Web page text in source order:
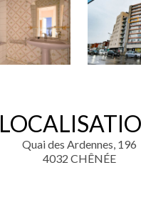
Quai des Ardennes, 196
4032 CHÊNÉE